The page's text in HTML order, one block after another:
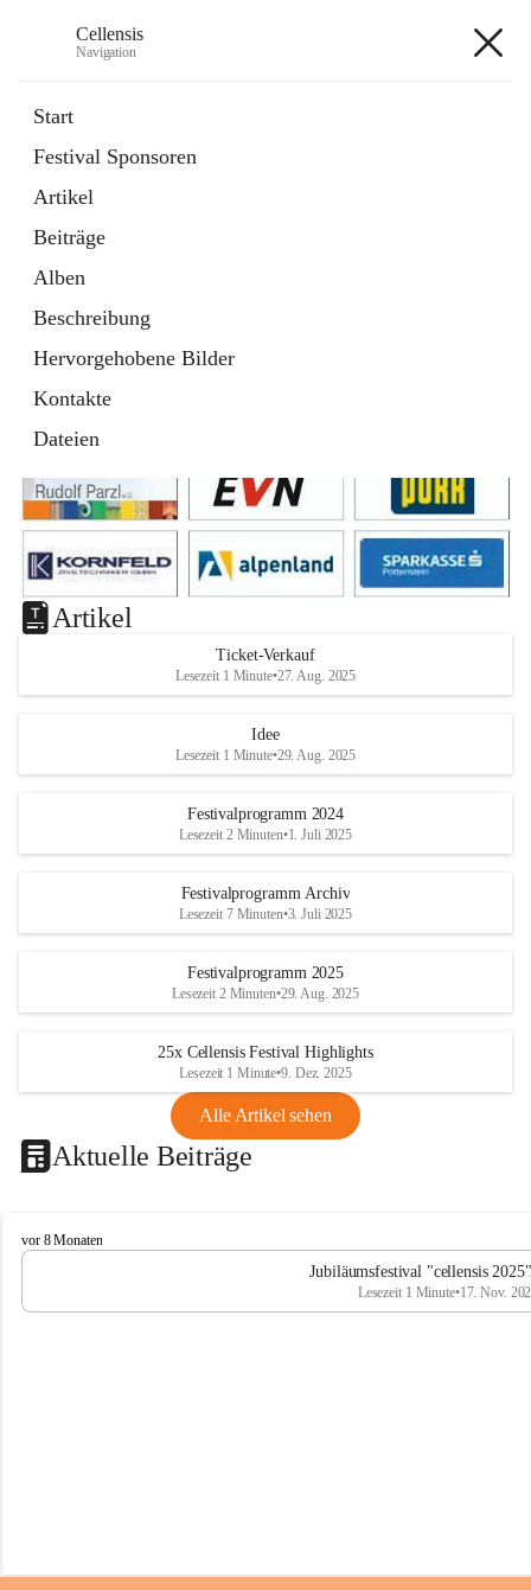
Cellensis
Navigation
Start
Festival Sponsoren
Artikel
Beiträge
Alben
Beschreibung
Hervorgehobene Bilder
Kontakte
Dateien
Festival Sponsoren
Artikel
Ticket-Verkauf
Lesezeit 1 Minute•27. Aug. 2025
Idee
Lesezeit 1 Minute•29. Aug. 2025
Festivalprogramm 2024
Lesezeit 2 Minuten•1. Juli 2025
Festivalprogramm Archiv
Lesezeit 7 Minuten•3. Juli 2025
Festivalprogramm 2025
Lesezeit 2 Minuten•29. Aug. 2025
25x Cellensis Festival Highlights
Lesezeit 1 Minute•9. Dez. 2025
Alle Artikel sehen
Aktuelle Beiträge
C
e
l
vor 8 Monaten
Jubiläumsfestival "cellensis
Lesezeit 1 Minute•17. Nov.